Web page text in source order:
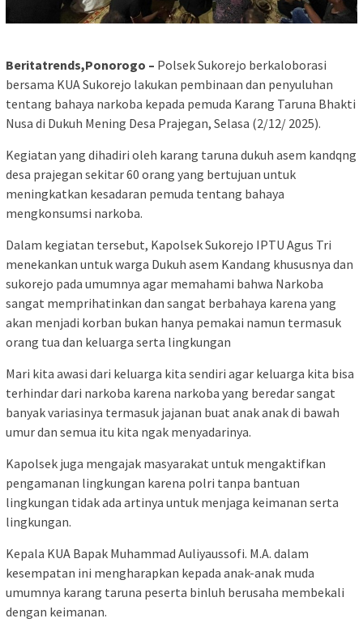
Beritatrends,Ponorogo – Polsek Sukorejo berkaloborasi
bersama KUA Sukorejo lakukan pembinaan dan penyuluhan
tentang bahaya narkoba kepada pemuda Karang Taruna Bhakti
Nusa di Dukuh Mening Desa Prajegan, Selasa (2/12/ 2025).
Kegiatan yang dihadiri oleh karang taruna dukuh asem kandqng
desa prajegan sekitar 60 orang yang bertujuan untuk
meningkatkan kesadaran pemuda tentang bahaya
mengkonsumsi narkoba.
Dalam kegiatan tersebut, Kapolsek Sukorejo IPTU Agus Tri
menekankan untuk warga Dukuh asem Kandang khususnya dan
sukorejo pada umumnya agar memahami bahwa Narkoba
sangat memprihatinkan dan sangat berbahaya karena yang
akan menjadi korban bukan hanya pemakai namun termasuk
orang tua dan keluarga serta lingkungan
Mari kita awasi dari keluarga kita sendiri agar keluarga kita bisa
terhindar dari narkoba karena narkoba yang beredar sangat
banyak variasinya termasuk jajanan buat anak anak di bawah
umur dan semua itu kita ngak menyadarinya.
Kapolsek juga mengajak masyarakat untuk mengaktifkan
pengamanan lingkungan karena polri tanpa bantuan
lingkungan tidak ada artinya untuk menjaga keimanan serta
lingkungan.
Kepala KUA Bapak Muhammad Auliyaussofi. M.A. dalam
kesempatan ini mengharapkan kepada anak-anak muda
umumnya karang taruna peserta binluh berusaha membekali
dengan keimanan.